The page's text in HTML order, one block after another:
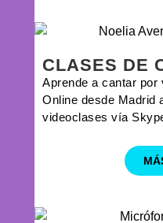
CLASES DE
Aprende a cantar por
Online desde Madrid
videoclases vía